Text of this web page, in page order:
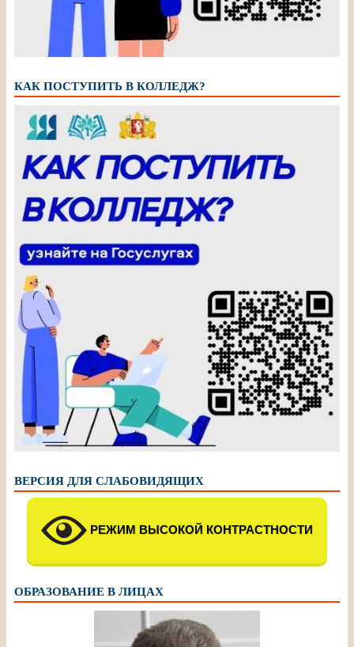
КАК ПОСТУПИТЬ В КОЛЛЕДЖ?
ВЕРСИЯ ДЛЯ СЛАБОВИДЯЩИХ
РЕЖИМ ВЫСОКОЙ КОНТРАСТНОСТИ
ОБРАЗОВАНИЕ В ЛИЦАХ